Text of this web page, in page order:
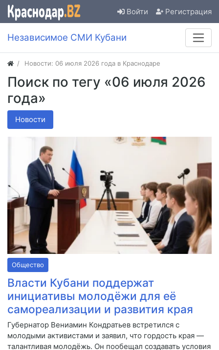
Войти Регистрация
Независимое СМИ Кубани
Новости: 06 июля 2026 года в Краснодаре
Поиск по тегу «06 июля 2026
года»
Новости
Общество
Власти Кубани поддержат
инициативы молодёжи для её
самореализации и развития края
Губернатор Вениамин Кондратьев встретился с
молодыми активистами и заявил, что гордость края —
талантливая молодёжь. Он пообещал создавать условия